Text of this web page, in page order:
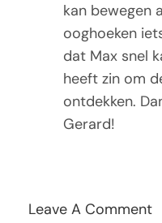
kan bewegen
ooghoeken
dat Max snel
heeft zin om
ontdekken.
Gerard!
Leave A Comment